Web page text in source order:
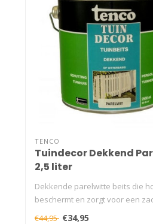
TENCO
Tuindecor Dekkend
2,5 liter
Dekkende parelwitte beits die
beschermt en zorgt voor een
€44,95 €34,95